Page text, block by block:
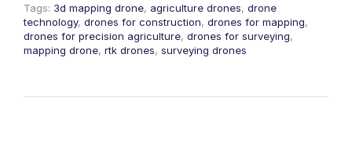
Tags: 3d mapping drone, agriculture drones, drone
technology, drones for construction, drones for mapping,
drones for precision agriculture, drones for surveying,
mapping drone, rtk drones, surveying drones